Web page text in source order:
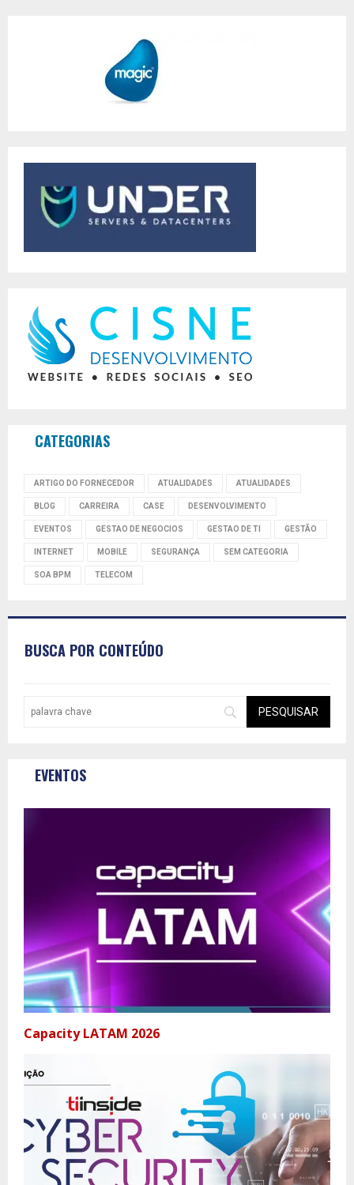
CATEGORIAS
ARTIGO DO FORNECEDOR ATUALIDADES ATUALIDADES
BLOG CARREIRA CASE DESENVOLVIMENTO
EVENTOS GESTAO DE NEGOCIOS GESTAO DE TI GESTÃO
INTERNET MOBILE SEGURANÇA SEM CATEGORIA
SOA BPM TELECOM
BUSCA POR CONTEÚDO
EVENTOS
Capacity LATAM 2026